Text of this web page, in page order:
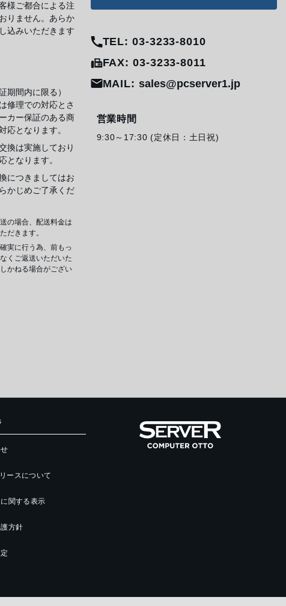
様ご都合による注
りません。あらか
込みいただきます
期間内に限る）
修理での対応とさ
カー保証のある商
応となります。
換は実施しており
となります。
につきましてはお
かじめご了承くだ
の場合、配送料金は
だきます。
実に行う為、前もっ
くご返送いただいた
かねる場合がござい
TEL: 03-3233-8010
FAX: 03-3233-8011
MAIL: sales@pcserver1.jp
営業時間
9:30～17:30 (定休日：土日祝)
ースについて
関する表示
方針